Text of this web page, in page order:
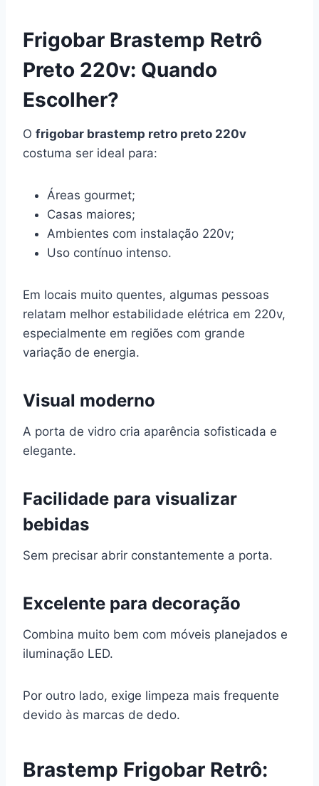
Frigobar Brastemp Retrô
Preto 220v: Quando
Escolher?
O frigobar brastemp retro preto 220v
costuma ser ideal para:
Áreas gourmet;
Casas maiores;
Ambientes com instalação 220v;
Uso contínuo intenso.
Em locais muito quentes, algumas pessoas
relatam melhor estabilidade elétrica em 220v,
especialmente em regiões com grande
variação de energia.
Visual moderno
A porta de vidro cria aparência sofisticada e
elegante.
Facilidade para visualizar
bebidas
Sem precisar abrir constantemente a porta.
Excelente para decoração
Combina muito bem com móveis planejados e
iluminação LED.
Por outro lado, exige limpeza mais frequente
devido às marcas de dedo.
Brastemp Frigobar Retrô: